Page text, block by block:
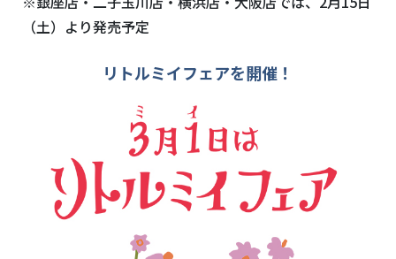
（土）より発売予定
リトルミイフェアを開催！